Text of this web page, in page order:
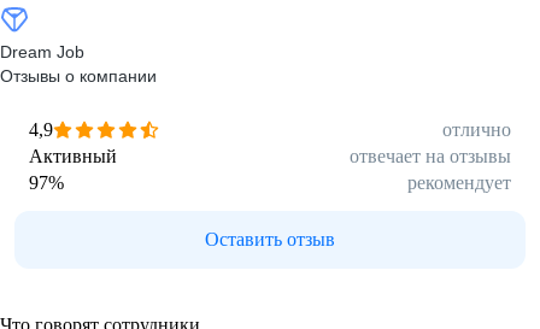
Dream Job
Отзывы о компании
4,9
отлично
Активный
отвечает на отзывы
97% рекомендует
Оставить отзыв
Что говорят сотрудники